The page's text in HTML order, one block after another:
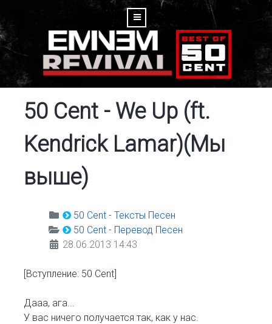
50 Cent - We Up (ft.
Kendrick Lamar)(Мы
выше)
50 Cent - Тексты Песен
50 Cent - Перевод Песен
28.06.2013 14:43
[Вступление: 50 Cent]
Дааа, ага...
У вас ничего получается так, как у нас.